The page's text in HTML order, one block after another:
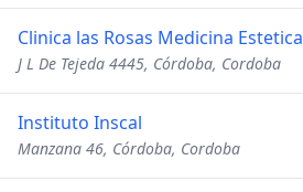
Clinica las Rosas Medicina Estetica
J L De Tejeda 4445, Córdoba, Cordoba
Instituto Inscal
Manzana 46, Córdoba, Cordoba